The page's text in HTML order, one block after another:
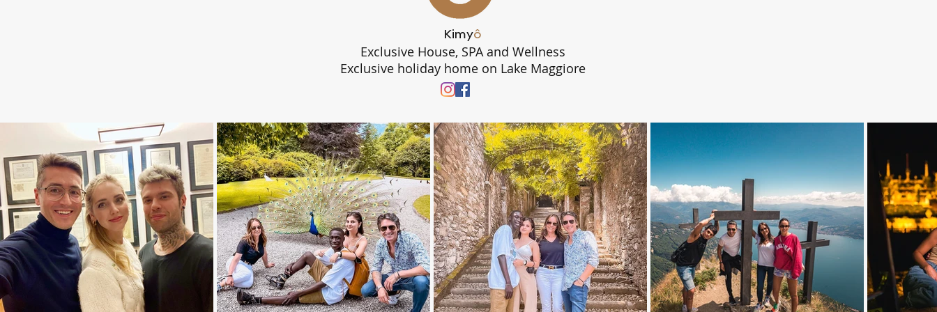
Kimyô
Exclusive House, SPA and Wellness
Exclusive holiday home on Lake Maggiore